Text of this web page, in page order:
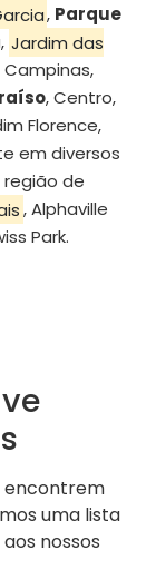
, Parque
Jardim das
Campinas,
, Centro,
Florence,
em diversos
de
, Alphaville
Park.
encontrem
uma lista
nossos